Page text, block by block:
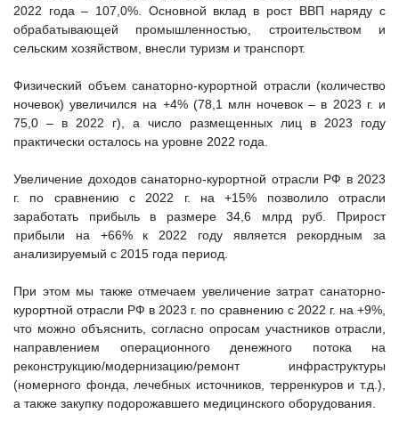
2022 года – 107,0%. Основной вклад в рост ВВП наряду с
обрабатывающей промышленностью, строительством и
сельским хозяйством, внесли туризм и транспорт.
Физический объем санаторно-курортной отрасли (количество
ночевок) увеличился на +4% (78,1 млн ночевок – в 2023 г. и
75,0 – в 2022 г), а число размещенных лиц в 2023 году
практически осталось на уровне 2022 года.
Увеличение доходов санаторно-курортной отрасли РФ в 2023
г. по сравнению с 2022 г. на +15% позволило отрасли
заработать прибыль в размере 34,6 млрд руб. Прирост
прибыли на +66% к 2022 году является рекордным за
анализируемый с 2015 года период.
При этом мы также отмечаем увеличение затрат санаторно-
курортной отрасли РФ в 2023 г. по сравнению с 2022 г. на +9%,
что можно объяснить, согласно опросам участников отрасли,
направлением операционного денежного потока на
реконструкцию/модернизацию/ремонт инфраструктуры
(номерного фонда, лечебных источников, терренкуров и т.д.),
а также закупку подорожавшего медицинского оборудования.